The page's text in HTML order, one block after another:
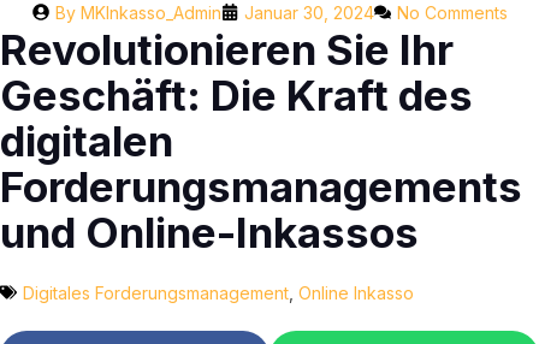
ByMKInkasso_Admin Januar 30, 2024 No Comments
Revolutionieren Sie Ihr
Geschäft: Die Kraft des
digitalen
Forderungsmanagements
und Online-Inkassos
Digitales Forderungsmanagement Online Inkasso